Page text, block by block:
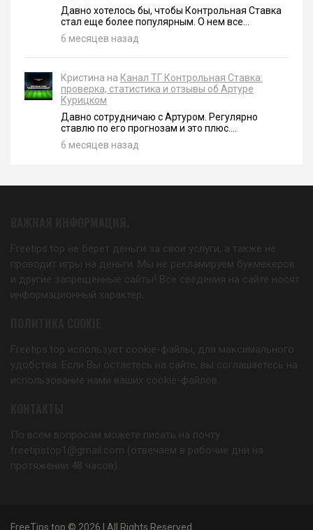
Давно хотелось бы, чтобы Контрольная Ставка
стал еще более популярным. О нем все...
6 месяцев назад
Кристина на Канал ТГ Контрольная Ставка:
проверка, статистика и отзывы об Артуре
Курицком
Давно сотрудничаю с Артуром. Регулярно
ставлю по его прогнозам и это плюс....
6 месяцев назад
Freetips.top не берет деньги за свои услуги, а также не
проводит игры на деньги. Мы не рекламируем букмекеров
и другие запрещенные сайты! Все сведения на сайте носят
информационный характер.
Freetips.top использует cookie-файлы, для максимального
удобства. Если Вы остаетесь на сайте, вы соглашаетесь на
использование нами ваших cookie-файлов.
По всем вопросам можете писать на почту
freetipstop1@gmail.com (отвечаем в рабочие дни на
протяжении 48 часов).
FreeTips.top © 2026 | All Rights Reserved